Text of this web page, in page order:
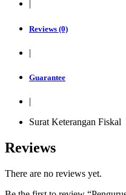
Reviews (0)
|
Guarantee
|
Surat Keterangan Fiskal
Reviews
There are no reviews yet.